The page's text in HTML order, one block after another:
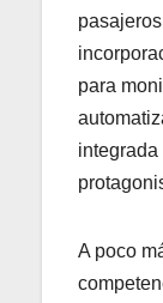
para
A poco